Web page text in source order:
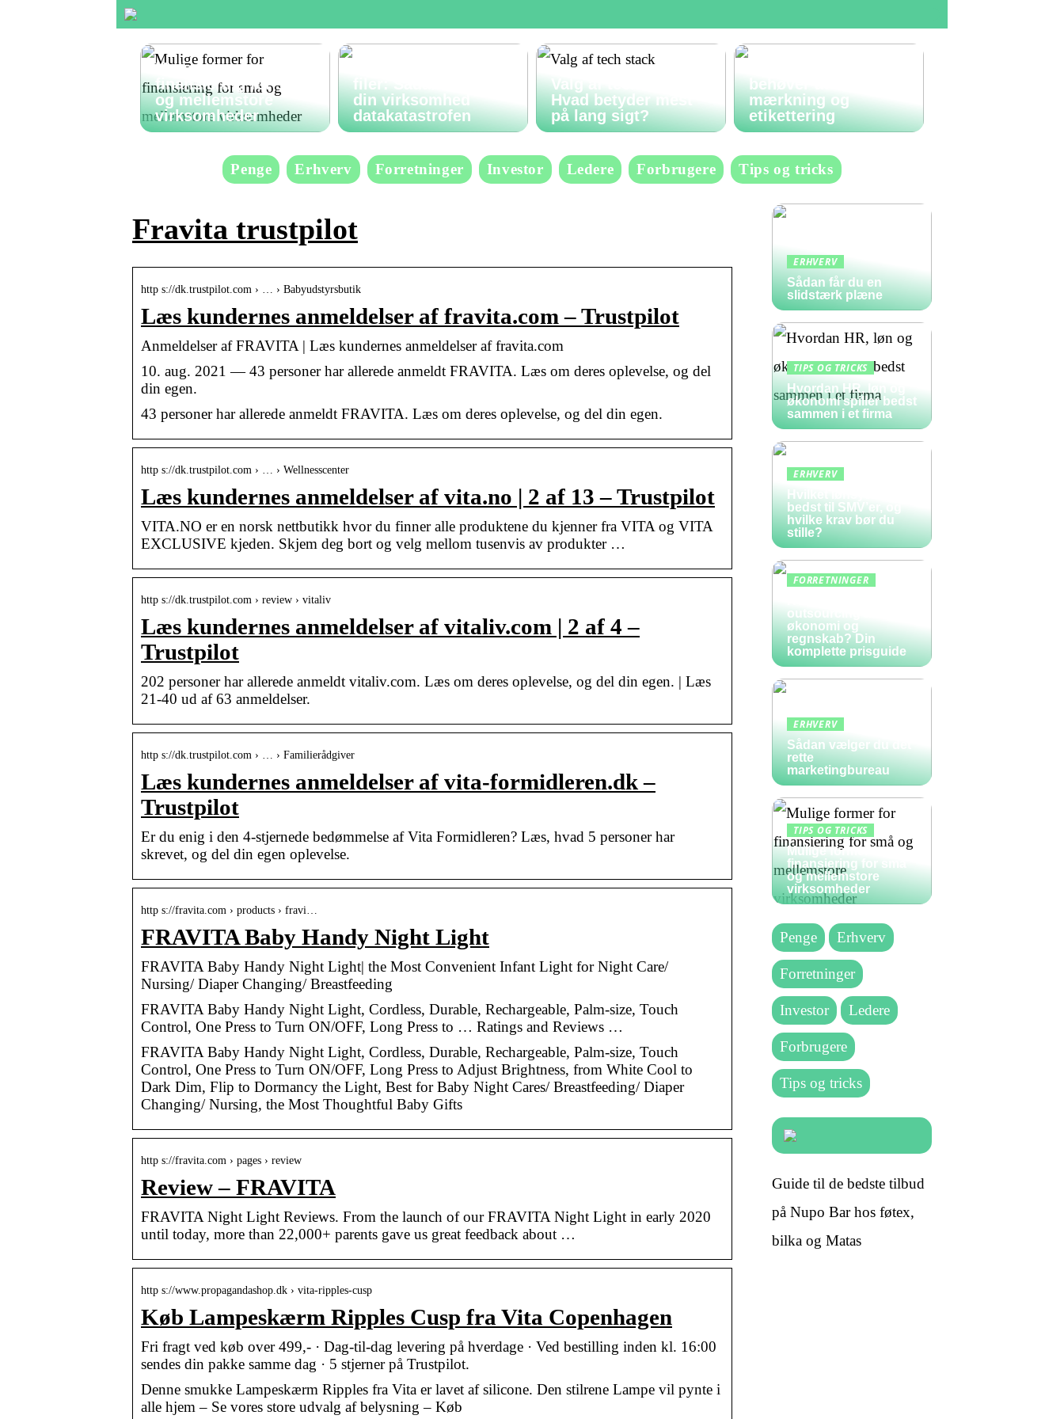
Mulige former for
finansiering for små
og mellemstore
virksomheder
filer: Sådan undgår
din virksomhed
datakatastrofen
Valg af tech stack:
Hvad betyder mest
på lang sigt?
behøver at vide om
mærkning og
etikettering
Penge Erhverv Forretninger Investor Ledere Forbrugere Tips og tricks
Fravita trustpilot
http s://dk.trustpilot.com › … › Babyudstyrsbutik
Læs kundernes anmeldelser af fravita.com – Trustpilot
Anmeldelser af FRAVITA | Læs kundernes anmeldelser af fravita.com
10. aug. 2021 — 43 personer har allerede anmeldt FRAVITA. Læs om deres oplevelse, og del
din egen.
43 personer har allerede anmeldt FRAVITA. Læs om deres oplevelse, og del din egen.
http s://dk.trustpilot.com › … › Wellnesscenter
Læs kundernes anmeldelser af vita.no | 2 af 13 – Trustpilot
VITA.NO er en norsk nettbutikk hvor du finner alle produktene du kjenner fra VITA og VITA
EXCLUSIVE kjeden. Skjem deg bort og velg mellom tusenvis av produkter …
http s://dk.trustpilot.com › review › vitaliv
Læs kundernes anmeldelser af vitaliv.com | 2 af 4 –
Trustpilot
202 personer har allerede anmeldt vitaliv.com. Læs om deres oplevelse, og del din egen. | Læs
21-40 ud af 63 anmeldelser.
http s://dk.trustpilot.com › … › Familierådgiver
Læs kundernes anmeldelser af vita-formidleren.dk –
Trustpilot
Er du enig i den 4-stjernede bedømmelse af Vita Formidleren? Læs, hvad 5 personer har
skrevet, og del din egen oplevelse.
http s://fravita.com › products › fravi…
FRAVITA Baby Handy Night Light
FRAVITA Baby Handy Night Light| the Most Convenient Infant Light for Night Care/
Nursing/ Diaper Changing/ Breastfeeding
FRAVITA Baby Handy Night Light, Cordless, Durable, Rechargeable, Palm-size, Touch
Control, One Press to Turn ON/OFF, Long Press to … Ratings and Reviews …
FRAVITA Baby Handy Night Light, Cordless, Durable, Rechargeable, Palm-size, Touch
Control, One Press to Turn ON/OFF, Long Press to Adjust Brightness, from White Cool to
Dark Dim, Flip to Dormancy the Light, Best for Baby Night Cares/ Breastfeeding/ Diaper
Changing/ Nursing, the Most Thoughtful Baby Gifts
http s://fravita.com › pages › review
Review – FRAVITA
FRAVITA Night Light Reviews. From the launch of our FRAVITA Night Light in early 2020
until today, more than 22,000+ parents gave us great feedback about …
http s://www.propagandashop.dk › vita-ripples-cusp
Køb Lampeskærm Ripples Cusp fra Vita Copenhagen
Fri fragt ved køb over 499,- · Dag-til-dag levering på hverdage · Ved bestilling inden kl. 16:00
sendes din pakke samme dag · 5 stjerner på Trustpilot.
Denne smukke Lampeskærm Ripples fra Vita er lavet af silicone. Den stilrene Lampe vil pynte i
alle hjem – Se vores store udvalg af belysning – Køb
ERHVERV
Sådan får du en
slidstærk plæne
TIPS OG TRICKS
Hvordan HR, løn og
økonomi spiller bedst
sammen i et firma
ERHVERV
Hvilket lønsystem er
bedst til SMV’er, og
hvilke krav bør du
stille?
FORRETNINGER
outsourcing af
økonomi og
regnskab? Din
komplette prisguide
ERHVERV
Sådan vælger du det
rette
marketingbureau
TIPS OG TRICKS
Mulige former for
finansiering for små
og mellemstore
virksomheder
Penge Erhverv
Forretninger
Investor Ledere
Forbrugere
Tips og tricks
Guide til de bedste tilbud
på Nupo Bar hos føtex,
bilka og Matas